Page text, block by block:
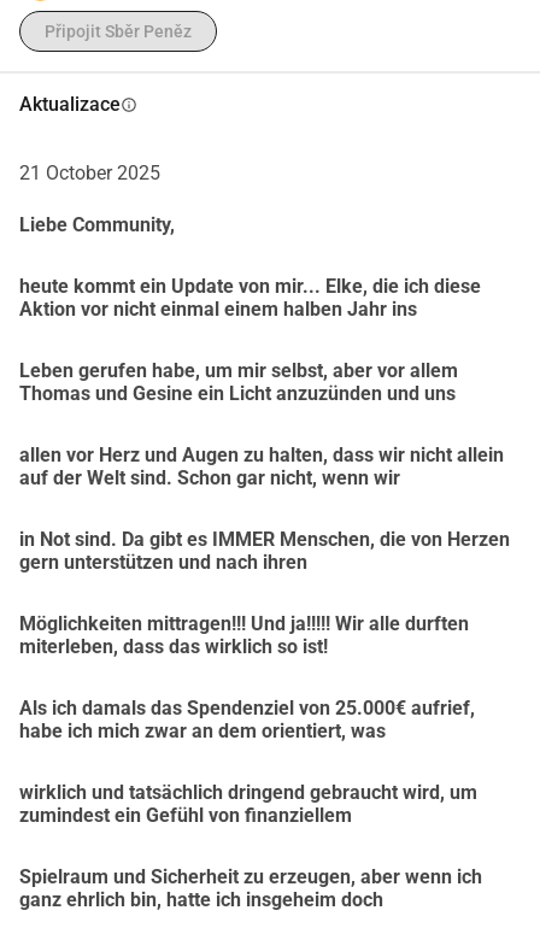
domů, a čelí
Proč Thomas nyní potřebuje naši pomoc?
Ztratili svůj domov:
Stěhování do zcela nového prostředí:
přizpůsobení je před nimi úplný nový začátek.
Obrovské finanční zatížení: Náklady na stěhování, úpravy
pomůcky a auto přizpůsobené pro vozíčkáře
převyšují finanční možnosti rodiny.
lidem i zvířatům. Založil integrační klub, pomáhal
uprchlíkům
oblastí a angažoval se v
environmentálních a sociálních projektech.
ani stát či země neposkytují pomoc,
Na co budou dary konkrétně použity?
Stěhování do zcela nového, bezbariérového domova
pokroky a
které jsou jen částečně hrazeny pojišťovnami
každodenním životě
Auto, které Thomasovi navzdory jeho omezením poskytne
Připojit Sběr Peněz
Aktualizaceinfo
21 October 2025
Liebe Community,
heute kommt ein Update von mir... Elke, die ich diese
Aktion vor nicht einmal einem halben Jahr ins
Leben gerufen habe, um mir selbst, aber vor allem
Thomas und Gesine ein Licht anzuzünden und uns
allen vor Herz und Augen zu halten, dass wir nicht allein
auf der Welt sind. Schon gar nicht, wenn wir
in Not sind. Da gibt es IMMER Menschen, die von Herzen
gern unterstützen und nach ihren
Möglichkeiten mittragen!!! Und ja!!!!! Wir alle durften
miterleben, dass das wirklich so ist!
Als ich damals das Spendenziel von 25.000€ aufrief,
habe ich mich zwar an dem orientiert, was
wirklich und tatsächlich dringend gebraucht wird, um
zumindest ein Gefühl von finanziellem
Spielraum und Sicherheit zu erzeugen, aber wenn ich
ganz ehrlich bin, hatte ich insgeheim doch